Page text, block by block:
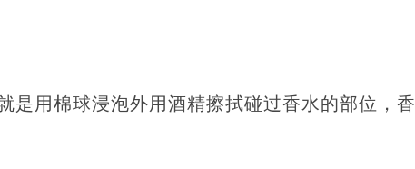
是用棉球浸泡外用酒精擦拭碰过香水的部位，香